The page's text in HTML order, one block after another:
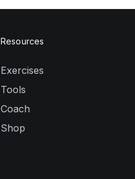
Resources
Exercises
Tools
Coach
Shop